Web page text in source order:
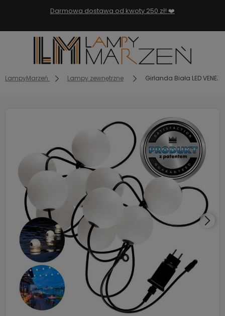
Darmowa dostawa od kwoty 250 zł! ❤️
LampyMarzeń Lampy zewnętrzne Girlanda Biała LED